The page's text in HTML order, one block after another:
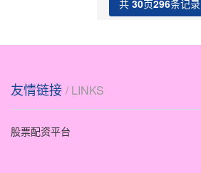
共 30页296条记录
友情链接 / LINKS
股票配资平台